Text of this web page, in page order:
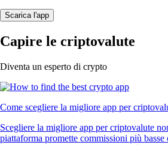
Scarica l'app
Capire le criptovalute
Diventa un esperto di crypto
Come scegliere la migliore app per
Scegliere la migliore app per criptovalute
piattaforma promette commissioni più basse